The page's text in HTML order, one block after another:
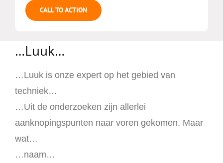
CALL TO ACTION
…Luuk…
…Luuk is onze expert op het gebied van
techniek…
…Uit de onderzoeken zijn allerlei
aanknopingspunten naar voren gekomen. Maar
wat…
…naam…